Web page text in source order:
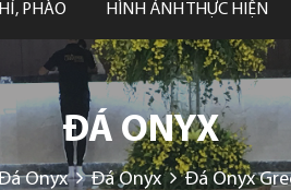
PHÀO HÌNH ẢNH THỰC HIỆN
ĐÁ ONYX
Onyx Đá Onyx Đá Onyx